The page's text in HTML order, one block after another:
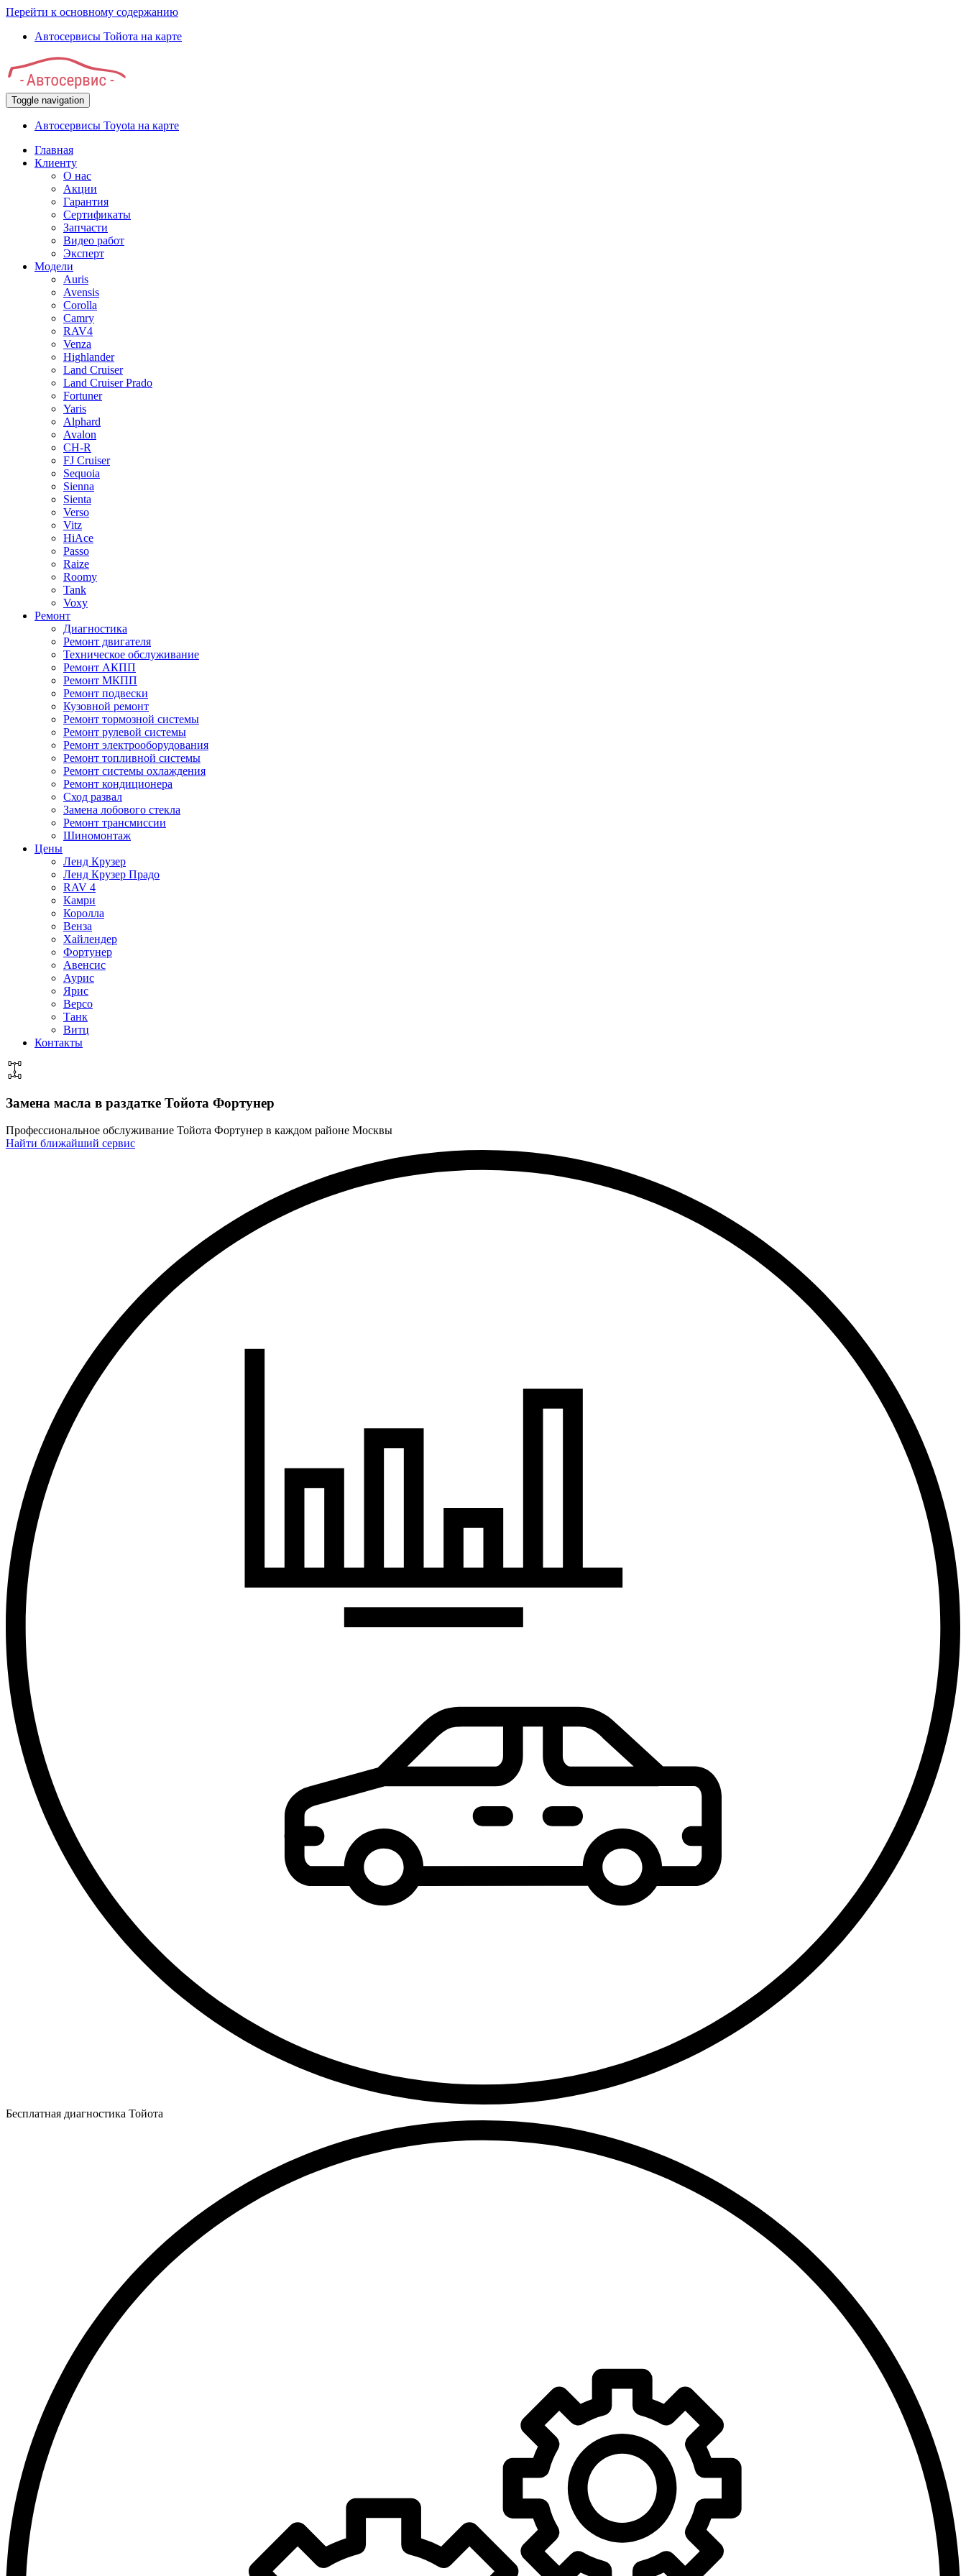
Перейти к основному содержанию
Автосервисы Тойота на карте
Toggle navigation
Автосервисы Toyota на карте
Главная
Клиенту
О нас
Акции
Гарантия
Сертификаты
Запчасти
Видео работ
Эксперт
Модели
Auris
Avensis
Corolla
Camry
RAV4
Venza
Highlander
Land Cruiser
Land Cruiser Prado
Fortuner
Yaris
Alphard
Avalon
CH-R
FJ Cruiser
Sequoia
Sienna
Sienta
Verso
Vitz
HiAce
Passo
Raize
Roomy
Tank
Voxy
Ремонт
Диагностика
Ремонт двигателя
Техническое обслуживание
Ремонт АКПП
Ремонт МКПП
Ремонт подвески
Кузовной ремонт
Ремонт тормозной системы
Ремонт рулевой системы
Ремонт электрооборудования
Ремонт топливной системы
Ремонт системы охлаждения
Ремонт кондиционера
Сход развал
Замена лобового стекла
Ремонт трансмиссии
Шиномонтаж
Цены
Ленд Крузер
Ленд Крузер Прадо
RAV 4
Камри
Королла
Венза
Хайлендер
Фортунер
Авенсис
Аурис
Ярис
Версо
Танк
Витц
Контакты
Замена масла в раздатке Тойота Фортунер
Профессиональное обслуживание Тойота Фортунер в каждом районе Москвы
Найти ближайший сервис
Бесплатная диагностика Тойота